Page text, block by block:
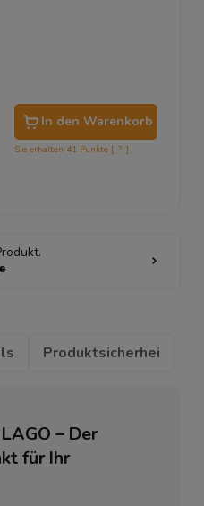
In den Warenkorb
Sie erhalten 41 Punkte [ ? ]
Produktsicherhei
– Der
für Ihr